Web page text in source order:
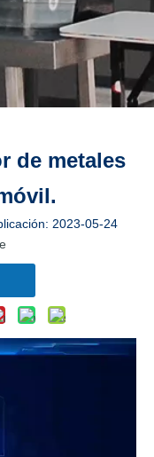
de metales
2023-05-24